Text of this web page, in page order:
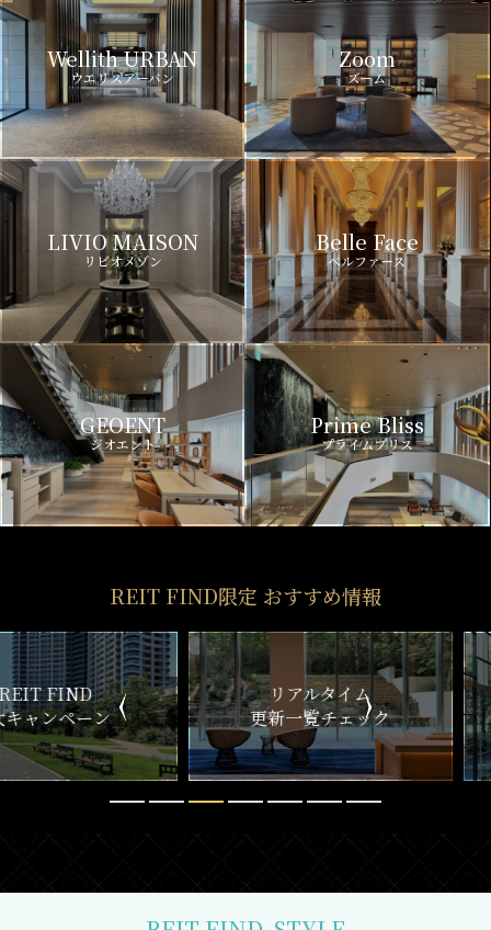
Wellith URBAN
ウエリスアーバン
Zoom
ズーム
LIVIO MAISON
リビオメゾン
Belle Face
ベルファース
GEOENT
ジオエント
Prime Bliss
プライムブリス
REIT FIND限定 おすすめ情報
ン
リアルタイム
更新一覧チェック
新